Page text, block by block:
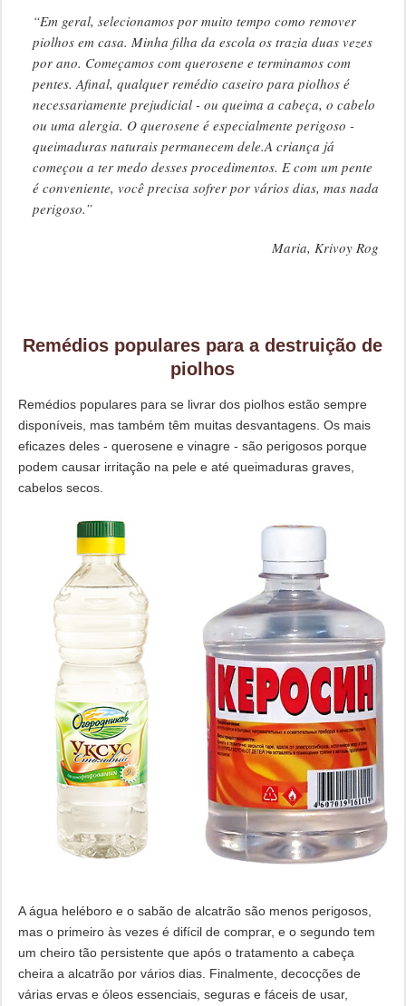
“Em geral, selecionamos por muito tempo como remover
piolhos em casa. Minha filha da escola os trazia duas vezes
por ano. Começamos com querosene e terminamos com
pentes. Afinal, qualquer remédio caseiro para piolhos é
necessariamente prejudicial - ou queima a cabeça, o cabelo
ou uma alergia. O querosene é especialmente perigoso -
queimaduras naturais permanecem dele.A criança já
começou a ter medo desses procedimentos. E com um pente
é conveniente, você precisa sofrer por vários dias, mas nada
perigoso.”
Maria, Krivoy Rog
Remédios populares para a destruição de
piolhos
Remédios populares para se livrar dos piolhos estão sempre
disponíveis, mas também têm muitas desvantagens. Os mais
eficazes deles - querosene e vinagre - são perigosos porque
podem causar irritação na pele e até queimaduras graves,
cabelos secos.
A água heléboro e o sabão de alcatrão são menos perigosos,
mas o primeiro às vezes é difícil de comprar, e o segundo tem
um cheiro tão persistente que após o tratamento a cabeça
cheira a alcatrão por vários dias. Finalmente, decocções de
várias ervas e óleos essenciais, seguras e fáceis de usar,